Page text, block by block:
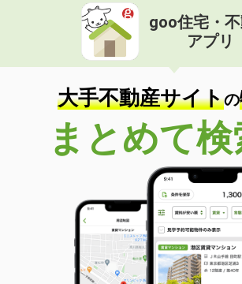
価 格
住 所
広島県福山市引野町
専有面積 70.27m²
間取り
3LDK
広島県広島市中区国泰寺町１丁目
価 格
3.80万円
広島県広島市中区国
19m²
間取り
ワンルーム
広島県広島市安佐南区山本７丁目
価 格
7万円
goo住宅・
アプリ
大手不動産サイトの
まとめて検